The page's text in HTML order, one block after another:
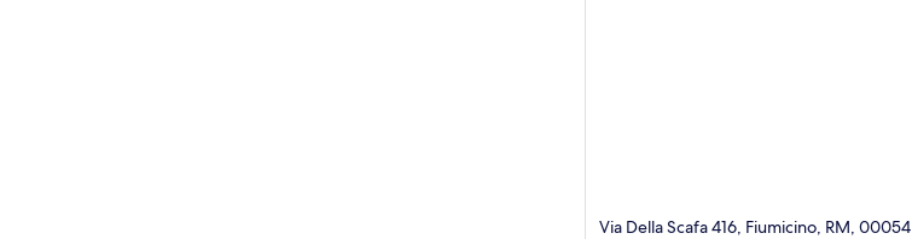
Via Della Scafa 416, Fiumicino, RM, 00054